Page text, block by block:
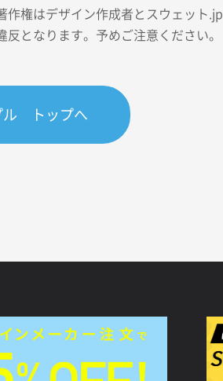
作権はデザイン作成者とスウェット.jp
となります。予めご注意ください。
ル トップへ